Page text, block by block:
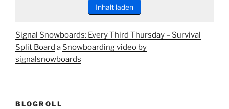
Inhalt laden
Signal Snowboards: Every Third Thursday – Survival
Split Board a Snowboarding video by
signalsnowboards
BLOGROLL